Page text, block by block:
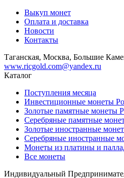
Выкуп монет
Оплата и доставка
Новости
Контакты
Таганская, Москва, Большие
www.ricgold.com@yandex.ru
Каталог
Поступления месяца
Инвестиционные монеты
Золотые памятные монеты
Серебряные памятные
Золотые иностранные
Серебряные иностранные
Монеты из платины и
Все монеты
Индивидуальный